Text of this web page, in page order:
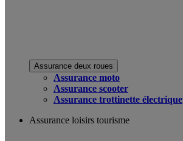
Assurance deux roues
Assurance moto
Assurance scooter
Assurance trottinette électrique
Assurance loisirs tourisme